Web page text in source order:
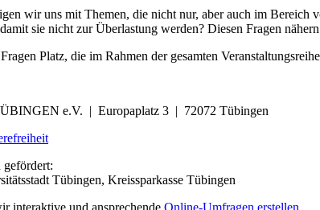
wir uns mit Themen, die nicht nur, aber auch im
sie nicht zur Überlastung werden? Diesen Fragen
Platz, die im Rahmen der gesamten
e.V. | Europaplatz 3 | 72072 Tübingen
gefördert:
Tübingen, Kreissparkasse Tübingen
interaktive und ansprechende Online-Umfragen erstellen